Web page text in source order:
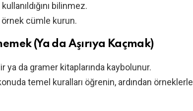
bilinmez.
cümle kurun.
(Ya da Aşırıya Kaçmak)
ya da gramer kitaplarında kaybolunur.
temel kuralları öğrenin, ardından örneklerle